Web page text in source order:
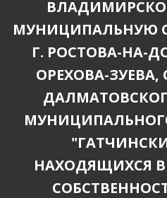
МУНИЦИПАЛЬНУЮ
Г. РОСТОВА-НА-
ОРЕХОВА-
НАХОДЯЩИХСЯ